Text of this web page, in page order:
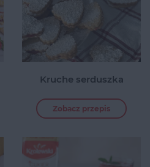
Kruche serduszka
Zobacz przepis